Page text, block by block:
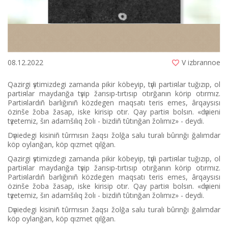
08.12.2022 V izbrannoe
Qazіrgі үstіmіzdegі zamanda pіkіr köbeyіp, tүrlі partiяlar tuğızıp, ol
partiяlar maydanğa tүsіp žarısıp-tırtısıp otırğanın körіp otırmız.
Partiяlardıñ barlığınıñ közdegen maqsatı terіs emes, ârqaysısı
özіnše žoba žasap, іske kіrіsіp otır. Qay partiя bolsın. «dүnienі
tүzetemіz, šın adamšılıq žolı - bіzdіñ tûtınğan žolımız» - deydі.
Dүniedegі kіsіnіñ tûrmısın žaqsı žolğa salu turalı bûrınğı ğalımdar
köp oylanğan, köp qızmet qılğan.
Qazіrgі үstіmіzdegі zamanda pіkіr köbeyіp, tүrlі partiяlar tuğızıp, ol
partiяlar maydanğa tүsіp žarısıp-tırtısıp otırğanın körіp otırmız.
Partiяlardıñ barlığınıñ közdegen maqsatı terіs emes, ârqaysısı
özіnše žoba žasap, іske kіrіsіp otır. Qay partiя bolsın. «dүnienі
tүzetemіz, šın adamšılıq žolı - bіzdіñ tûtınğan žolımız» - deydі.
Dүniedegі kіsіnіñ tûrmısın žaqsı žolğa salu turalı bûrınğı ğalımdar
köp oylanğan, köp qızmet qılğan.